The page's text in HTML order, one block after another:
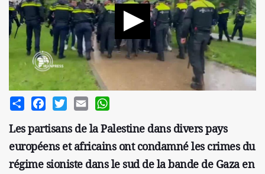
Share FacebookTwitterEmail
Les partisans de la Palestine dans divers pays
européens et africains ont condamné les crimes du
régime sioniste dans le sud de la bande de Gaza en